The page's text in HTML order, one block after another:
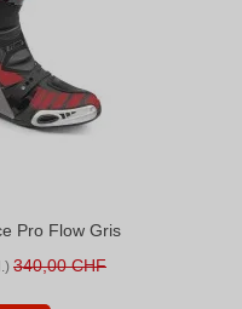
Pro Flow Gris
340,00 CHF